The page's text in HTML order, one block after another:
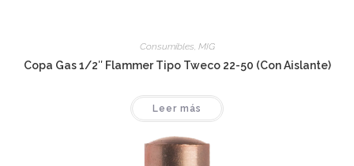
Consumibles, MIG
Copa Gas 1/2″ Flammer Tipo Tweco 22-50 (Con Aislante)
Leer más